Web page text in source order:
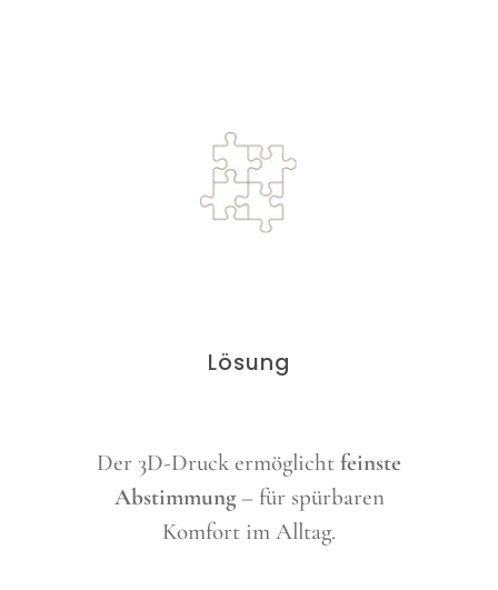
Lösung
Der 3D-Druck ermöglicht feinste
Abstimmung– für spürbaren
Komfort im Alltag.